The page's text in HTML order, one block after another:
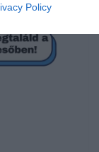
Policy